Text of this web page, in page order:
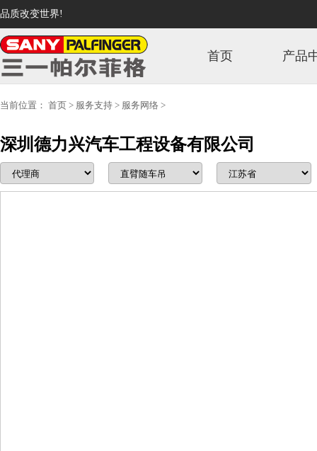
品质改变世界!
首页 产品
当前位置： 首页 > 服务支持 > 服务网络 >
深圳德力兴汽车工程设备有限公司